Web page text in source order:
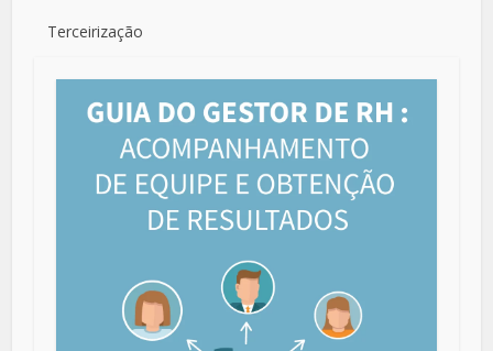
Terceirização